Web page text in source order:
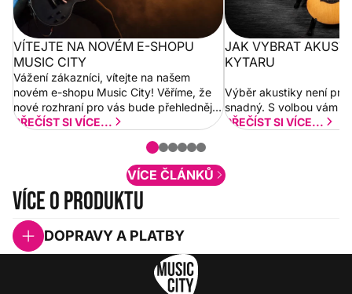
VÍTEJTE NA NOVÉM E-SHOPU
MUSIC CITY
Vážení zákazníci, vítejte na našem
novém e-shopu Music City! Věříme, že
nové rozhraní pro vás bude přehlednější
a rychlejší. Postupně budeme přidávat
PŘEČÍST SI VÍCE...
JAK VYBRAT
KYTARU
Výběr akustiky není pro
snadný. S volbou vám
PŘEČÍST SI VÍCE...
VÍCE ČLÁNKŮ
Více o produktu
DOPRAVY A PLATBY